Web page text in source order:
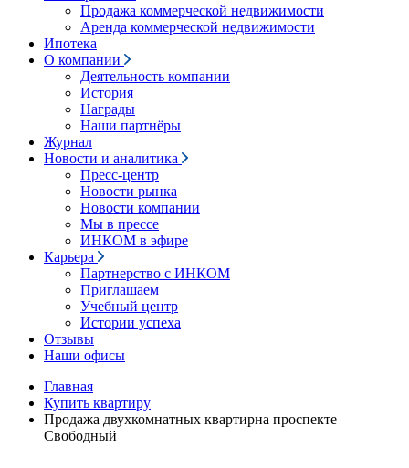
Продажа коммерческой недвижимости
Аренда коммерческой недвижимости
Ипотека
О компании
Деятельность компании
История
Награды
Наши партнёры
Журнал
Новости и аналитика
Пресс-центр
Новости рынка
Новости компании
Мы в прессе
ИНКОМ в эфире
Карьера
Партнерство с ИНКОМ
Приглашаем
Учебный центр
Истории успеха
Отзывы
Наши офисы
Главная
Купить квартиру
Продажа двухкомнатных квартирна проспекте
Свободный